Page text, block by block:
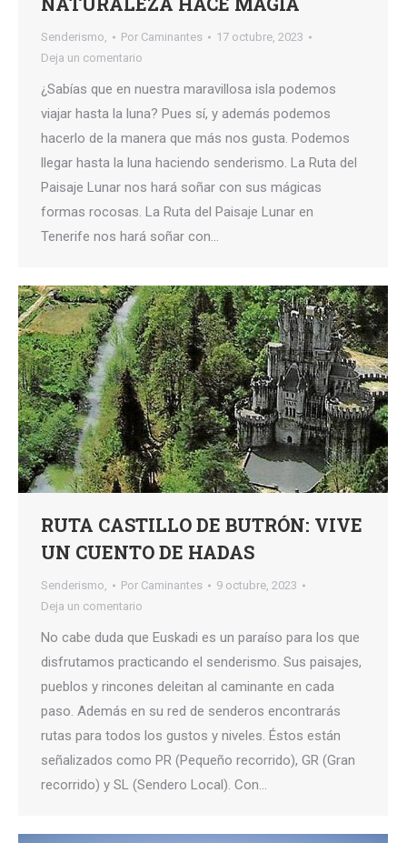
Senderismo, Por Caminantes
17 octubre, 2023
Deja un comentario
¿Sabías que en nuestra maravillosa isla podemos
viajar hasta la luna? Pues sí, y además podemos
hacerlo de la manera que más nos gusta. Podemos
llegar hasta la luna haciendo senderismo. La Ruta del
Paisaje Lunar nos hará soñar con sus mágicas
formas rocosas. La Ruta del Paisaje Lunar en
Tenerife nos hará soñar con…
RUTA CASTILLO DE BUTRÓN: VIVE
UN CUENTO DE HADAS
Senderismo, Por Caminantes
9 octubre, 2023
Deja un comentario
No cabe duda que Euskadi es un paraíso para los que
disfrutamos practicando el senderismo. Sus paisajes,
pueblos y rincones deleitan al caminante en cada
paso. Además en su red de senderos encontrarás
rutas para todos los gustos y niveles. Éstos están
señalizados como PR (Pequeño recorrido), GR (Gran
recorrido) y SL (Sendero Local). Con…